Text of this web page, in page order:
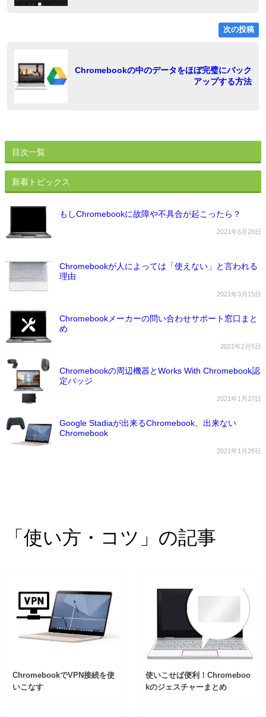
ゲ
ョ
ン
次の投稿
Chromebookの中のデータをほぼ完璧にバック
アップする方法
目次一覧
新着トピックス
もしChromebookに故障や不具合が起こったら？
2021年6月28日
Chromebookが人によっては「使えない」と言われる
理由
2021年3月15日
Chromebookメーカーの問い合わせサポート窓口まと
め
2021年2月5日
Chromebookの周辺機器とWorks With Chromebook認
定バッジ
2021年1月27日
Google Stadiaが出来るChromebook、出来ない
Chromebook
2021年1月25日
「使い方・コツ」の記事
ChromebookでVPN接続を使
いこなす
使いこせば便利！Chromeboo
kのジェスチャーまとめ